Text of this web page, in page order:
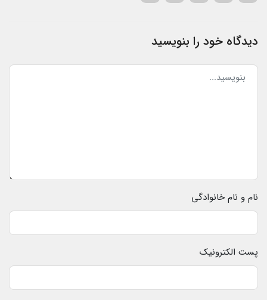
دیدگاه خود را بنویسید
نام و نام خانوادگی
پست الکترونیک